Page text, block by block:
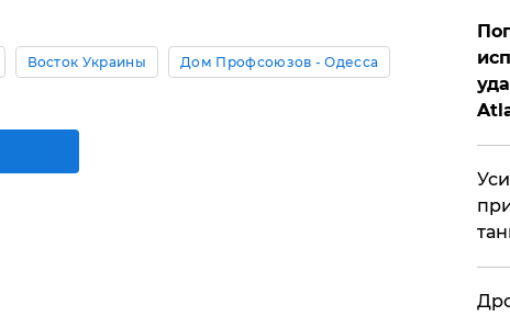
Восток Украины Дом Профсоюзов - Одесса